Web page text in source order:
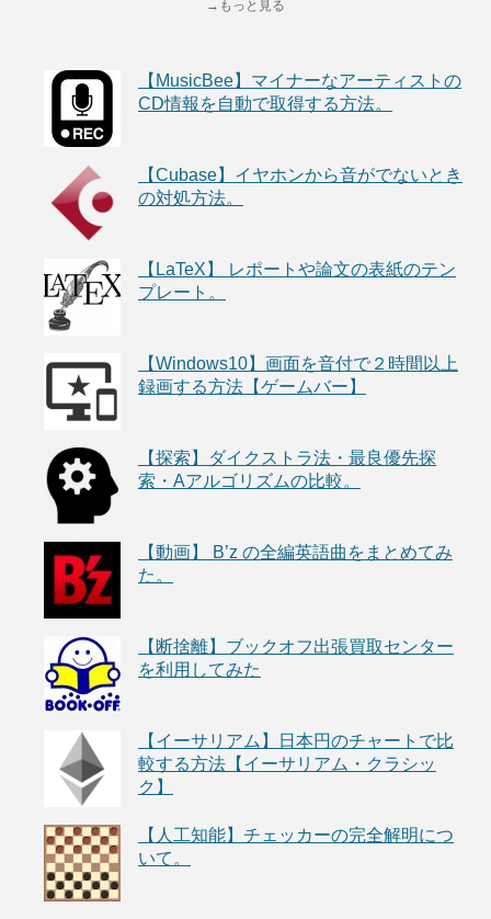
→もっと見る
【MusicBee】マイナーなアーティストの
CD情報を自動で取得する方法。
【Cubase】イヤホンから音がでないとき
の対処方法。
【LaTeX】 レポートや論文の表紙のテン
プレート。
【Windows10】画面を音付で２時間以上
録画する方法【ゲームバー】
【探索】ダイクストラ法・最良優先探
索・Aアルゴリズムの比較。
【動画】 B’z の全編英語曲をまとめてみ
た。
【断捨離】ブックオフ出張買取センター
を利用してみた
【イーサリアム】日本円のチャートで比
較する方法【イーサリアム・クラシッ
ク】
【人工知能】チェッカーの完全解明につ
いて。